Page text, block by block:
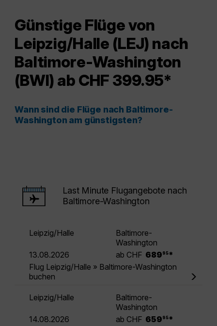
Günstige Flüge von
Leipzig/Halle (LEJ) nach
Baltimore-Washington
(BWI) ab CHF 399.95*
Wann sind die Flüge nach Baltimore-
Washington am günstigsten?
Last Minute Flugangebote nach
Baltimore-Washington
Leipzig/Halle
Baltimore-
Washington
13.08.2026
ab CHF 689 95 *
Flug Leipzig/Halle » Baltimore-Washington
buchen
Leipzig/Halle
Baltimore-
Washington
14.08.2026
ab CHF 659 95 *